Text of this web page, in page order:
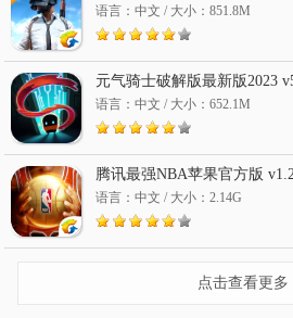
语言：中文 / 大小：851.8M
元气骑士破解版最新版2023
语言：中文 / 大小：652.1M
腾讯最强NBA苹果官方版
语言：中文 / 大小：2.14G
点击查看更多